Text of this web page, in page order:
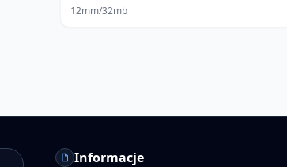
12mm/32mb
Informacje